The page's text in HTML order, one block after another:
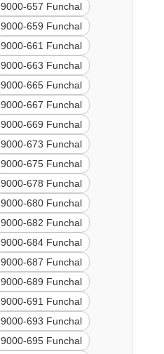
9000-657 Funchal
9000-659 Funchal
9000-661 Funchal
9000-663 Funchal
9000-665 Funchal
9000-667 Funchal
9000-669 Funchal
9000-673 Funchal
9000-675 Funchal
9000-678 Funchal
9000-680 Funchal
9000-682 Funchal
9000-684 Funchal
9000-687 Funchal
9000-689 Funchal
9000-691 Funchal
9000-693 Funchal
9000-695 Funchal